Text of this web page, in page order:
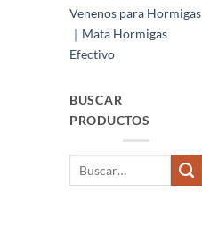
Venenos para Hormigas
｜Mata Hormigas
Efectivo
BUSCAR
PRODUCTOS